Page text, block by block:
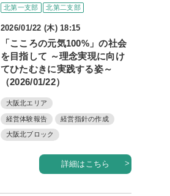
例会案内・活動報告
入会案内
事務局のご案内
北第一支部 北第二支部
2026/01/22 (木) 18:15
「こころの元気100%」の社会
を目指して ～理念実現に向け
てひたむきに実践する姿～
（2026/01/22）
大阪北エリア
経営体験報告 経営指針の作成
大阪北ブロック
詳細はこちら